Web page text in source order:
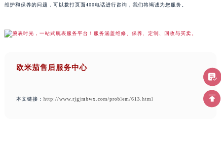
维护和保养的问题，可以拨打页面400电话进行咨询，我们将竭诚为您服务。
欧米茄售后服务中心
本文链接： http://www.rjgjmbwx.com/problem/613.html